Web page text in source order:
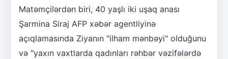
Matəmçilərdən biri, 40 yaşlı iki uşaq anası
Şarmina Siraj AFP xəbər agentliyinə
açıqlamasında Ziyanın "ilham mənbəyi" olduğunu
və "yaxın vaxtlarda qadınları rəhbər vəzifələrdə